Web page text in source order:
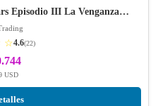
Episodio III La Venganza…
☆4.6(22)
USD